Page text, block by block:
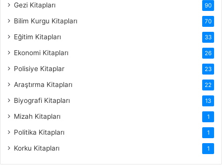
Gezi Kitapları 90
Bilim Kurgu Kitapları 70
Eğitim Kitapları 33
Ekonomi Kitapları 26
Polisiye Kitaplar 23
Araştırma Kitapları 22
Biyografi Kitapları 13
Mizah Kitapları 1
Politika Kitapları 1
Korku Kitapları 1